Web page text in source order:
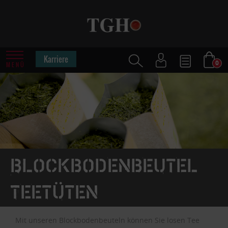
MENÜ Karriere 0
Blockbodenbeutel
Teetüten
Mit unseren Blockbodenbeuteln können Sie losen Tee